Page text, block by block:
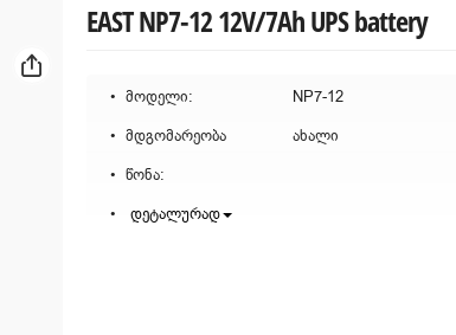
EAST NP7-12 12V/7Ah UPS battery
მოდელი:
NP7-12
მდგომარეობა
ახალი
წონა:
დეტალურად